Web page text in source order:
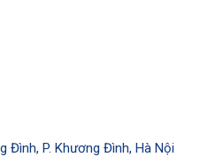
Đình, P. Khương Đình, Hà Nội